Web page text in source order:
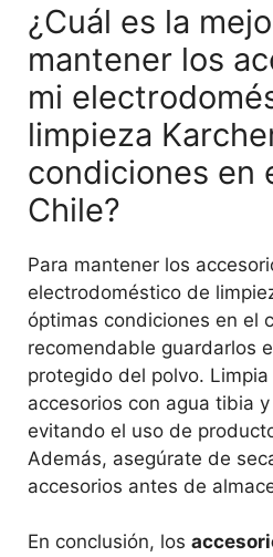
¿Cuál es la
mantener los
mi
limpieza
condiciones en
Chile?
Para mantener los
electrodoméstico de
óptimas condiciones en el
recomendable guardarlos
protegido del polvo.
accesorios con agua tibia
evitando el uso de
Además, asegúrate de
accesorios antes de
En conclusión, los